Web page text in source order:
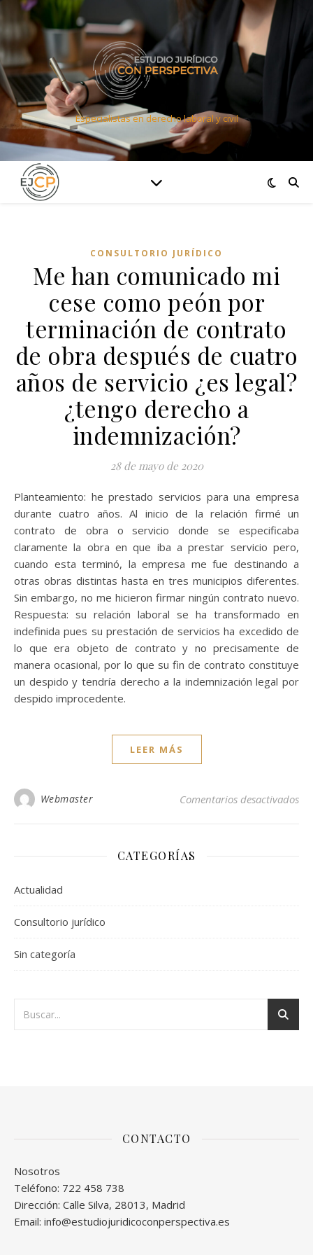
Especialistas en derecho laboral y civil
CONSULTORIO JURÍDICO
Me han comunicado mi
cese como peón por
terminación de contrato
de obra después de cuatro
años de servicio ¿es legal?
¿tengo derecho a
indemnización?
28 de mayo de 2020
Planteamiento: he prestado servicios para una empresa
durante cuatro años. Al inicio de la relación firmé un
contrato de obra o servicio donde se especificaba
claramente la obra en que iba a prestar servicio pero,
cuando esta terminó, la empresa me fue destinando a
otras obras distintas hasta en tres municipios diferentes.
Sin embargo, no me hicieron firmar ningún contrato nuevo.
Respuesta: su relación laboral se ha transformado en
indefinida pues su prestación de servicios ha excedido de
lo que era objeto de contrato y no precisamente de
manera ocasional, por lo que su fin de contrato constituye
un despido y tendría derecho a la indemnización legal por
despido improcedente.
LEER MÁS
Webmaster Comentarios desactivadosen
CATEGORÍAS
Actualidad
Consultorio jurídico
Sin categoría
CONTACTO
Nosotros
Teléfono: 722 458 738
Dirección: Calle Silva, 28013, Madrid
Email: info@estudiojuridicoconperspectiva.es